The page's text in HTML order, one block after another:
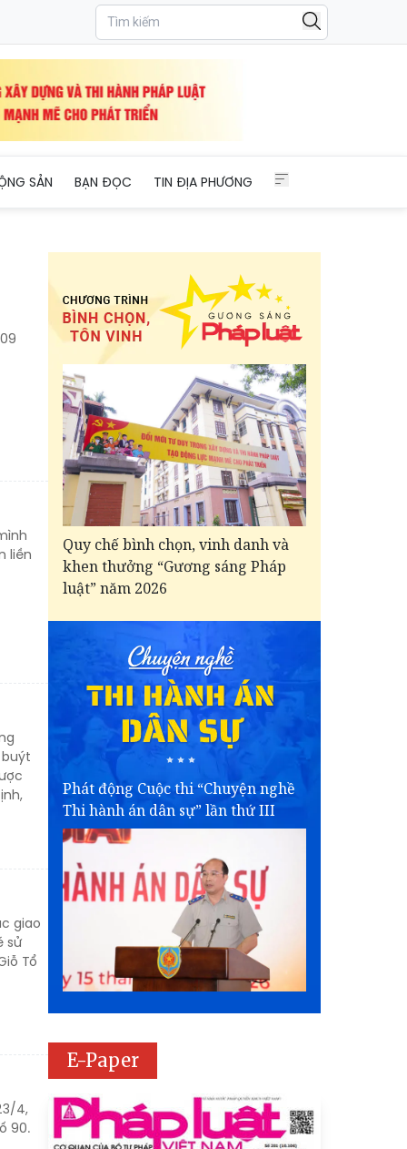
SẢN BẠN ĐỌC TIN ĐỊA PHƯƠNG
liền
giao
sử
Tổ
4,
90.
Quy chế bình chọn, vinh danh và
khen thưởng “Gương sáng Pháp
luật” năm 2026
Phát động Cuộc thi “Chuyện nghề
Thi hành án dân sự” lần thứ III
E-Paper